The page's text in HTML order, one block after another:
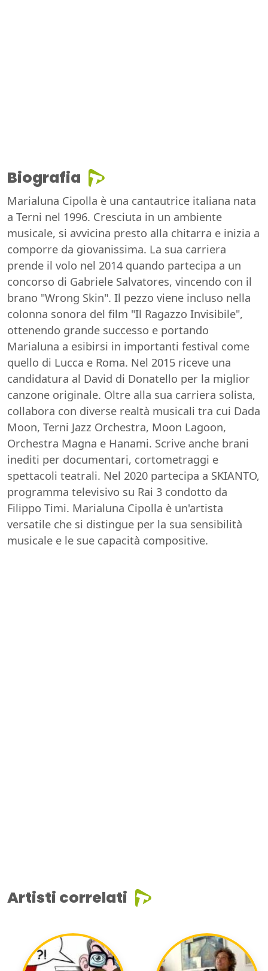
Biografia
Marialuna Cipolla è una cantautrice italiana nata
a Terni nel 1996. Cresciuta in un ambiente
musicale, si avvicina presto alla chitarra e inizia a
comporre da giovanissima. La sua carriera
prende il volo nel 2014 quando partecipa a un
concorso di Gabriele Salvatores, vincendo con il
brano "Wrong Skin". Il pezzo viene incluso nella
colonna sonora del film "Il Ragazzo Invisibile",
ottenendo grande successo e portando
Marialuna a esibirsi in importanti festival come
quello di Lucca e Roma. Nel 2015 riceve una
candidatura al David di Donatello per la miglior
canzone originale. Oltre alla sua carriera solista,
collabora con diverse realtà musicali tra cui Dada
Moon, Terni Jazz Orchestra, Moon Lagoon,
Orchestra Magna e Hanami. Scrive anche brani
inediti per documentari, cortometraggi e
spettacoli teatrali. Nel 2020 partecipa a SKIANTO,
programma televisivo su Rai 3 condotto da
Filippo Timi. Marialuna Cipolla è un'artista
versatile che si distingue per la sua sensibilità
musicale e le sue capacità compositive.
Artisti correlati